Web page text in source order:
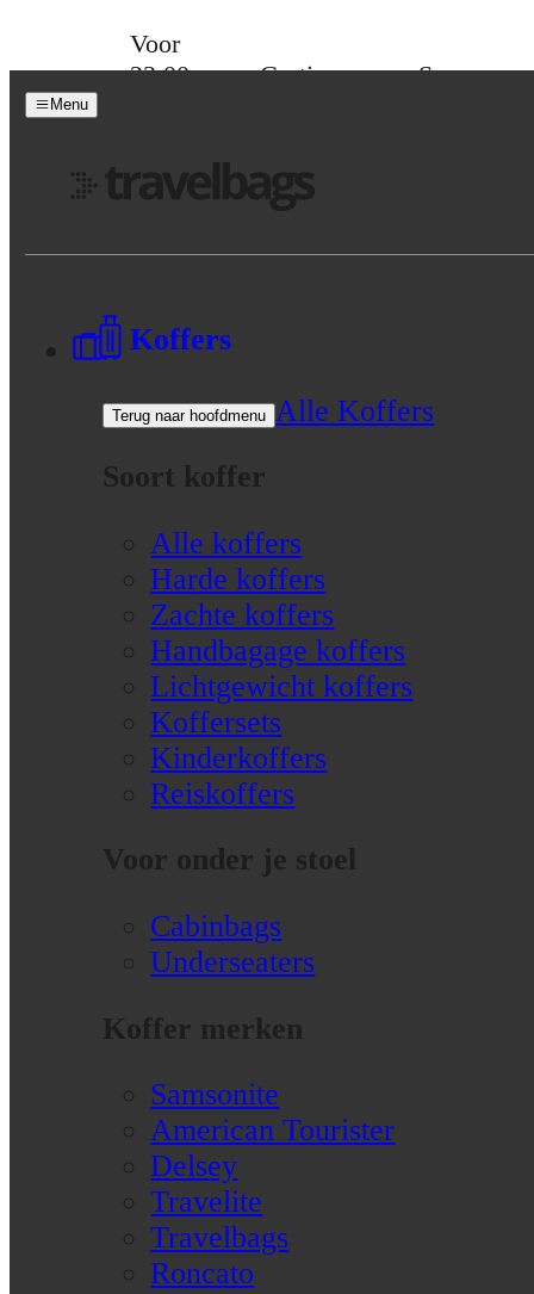
Voor
23:00
Gratis
Spaar
Menu
Koffers
Terug naar hoofdmenu
Alle Koffers
Soort koffer
Alle koffers
Harde koffers
Zachte koffers
Handbagage koffers
Lichtgewicht koffers
Koffersets
Kinderkoffers
Reiskoffers
Voor onder je stoel
Cabinbags
Underseaters
Koffer merken
Samsonite
American Tourister
Delsey
Travelite
Travelbags
Roncato